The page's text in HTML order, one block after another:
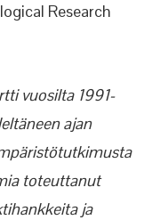
Research
vuosilta 1991-
ajan
toteuttanut
ja